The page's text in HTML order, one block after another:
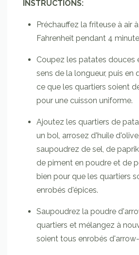
INSTRUCTIONS:
Préchauffez la friteuse à air
Fahrenheit pendant 4
Coupez les patates douces
sens de la longueur, puis en
ce que les quartiers soient
pour une cuisson uniforme.
Ajoutez les quartiers de
un bol, arrosez d'huile
saupoudrez de sel, de
de piment en poudre et de
bien pour que les quartiers
enrobés d'épices.
Saupoudrez la poudre
quartiers et mélangez à
soient tous enrobés